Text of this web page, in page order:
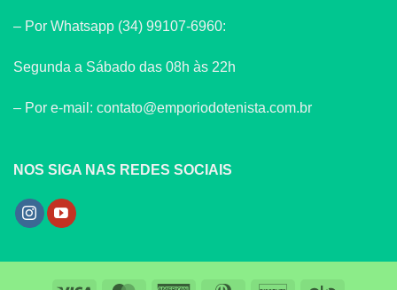
– Por Whatsapp (34) 99107-6960:
Segunda a Sábado das 08h às 22h
– Por e-mail: contato@emporiodotenista.com.br
NOS SIGA NAS REDES SOCIAIS